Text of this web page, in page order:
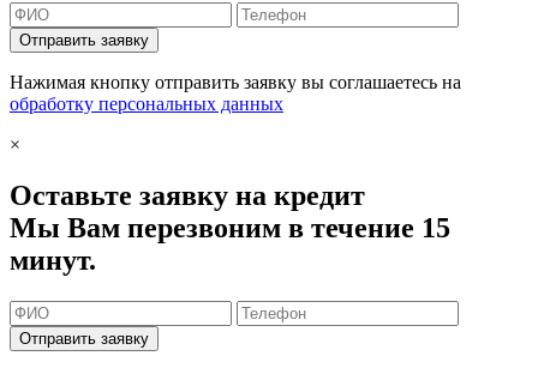
Отправить заявку
Нажимая кнопку отправить заявку вы соглашаетесь на
обработку персональных данных
×
Оставьте заявку на кредит
Мы Вам перезвоним в течение 15
минут.
Отправить заявку